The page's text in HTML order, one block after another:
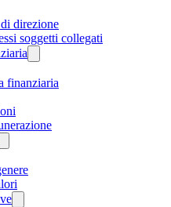
direzione
soggetti collegati
finanziaria